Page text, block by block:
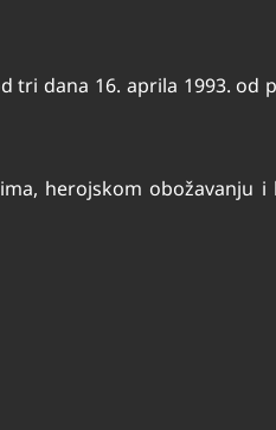
tri dana 16. aprila 1993. od
herojskom obožavanju